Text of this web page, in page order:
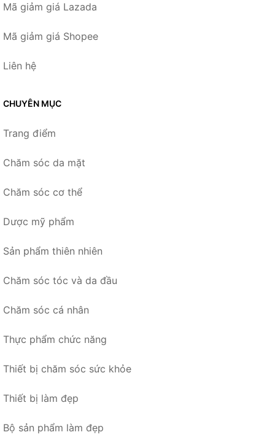
Mã giảm giá Lazada
Mã giảm giá Shopee
Liên hệ
CHUYÊN MỤC
Trang điểm
Chăm sóc da mặt
Chăm sóc cơ thể
Dược mỹ phẩm
Sản phẩm thiên nhiên
Chăm sóc tóc và da đầu
Chăm sóc cá nhân
Thực phẩm chức năng
Thiết bị chăm sóc sức khỏe
Thiết bị làm đẹp
Bộ sản phẩm làm đẹp